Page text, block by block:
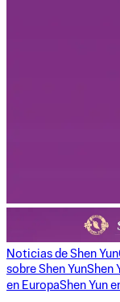
Noticias de Shen Yun
sobre Shen YunShen
en EuropaShen Yun